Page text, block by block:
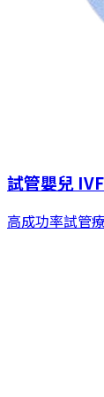
試管嬰兒 IVF
高成功率試管